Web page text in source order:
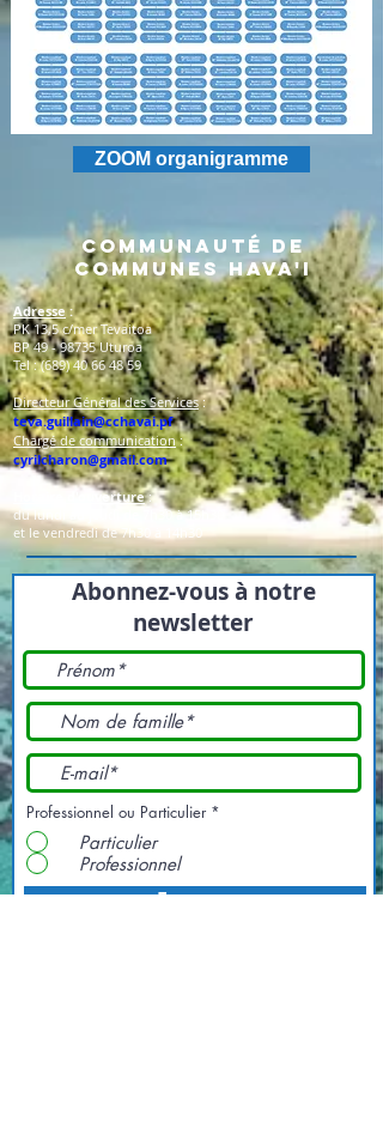
ZOOM organigramme
Communauté de
Communes Hava'i
Adresse:
PK 13,5 c/mer Tevaitoa
BP49 - 98735Uturoa
Tel :(689) 40 66 48 59
Directeur Général des Services:
teva.guillain@cchavai.pf
Chargé de communication:
cyrilcharon@gmail.com
Horaire d'ouverture:
du lundi au jeudi de 7h30 à 15h30
et le vendredi de 7h30 à 14h30
Abonnez-vous à notre
newsletter
Professionnel ou Particulier *
Particulier
Professionnel
Envoyer